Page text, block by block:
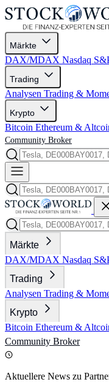
Märkte
DAX/MDAX Nasdaq
Trading
Analysen Trading &
Krypto
Bitcoin Ethereum &
Community Broker
Märkte
DAX/MDAX Nasdaq
Trading
Analysen Trading &
Krypto
Bitcoin Ethereum &
Community Broker
Aktuellere News zu